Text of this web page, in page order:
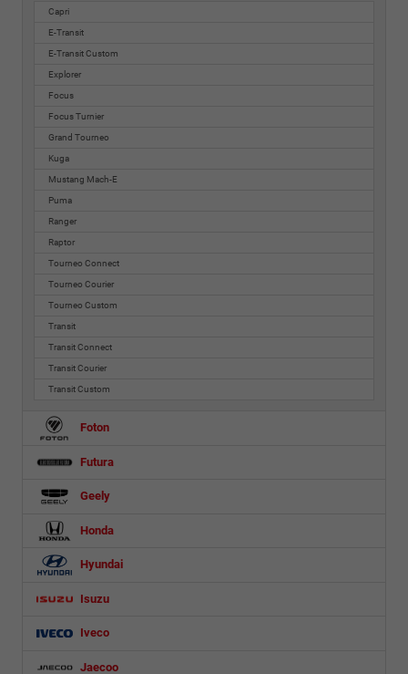
Capri
E-Transit
E-Transit Custom
Explorer
Focus
Focus Turnier
Grand Tourneo
Kuga
Mustang Mach-E
Puma
Ranger
Raptor
Tourneo Connect
Tourneo Courier
Tourneo Custom
Transit
Transit Connect
Transit Courier
Transit Custom
Foton
Futura
Geely
Honda
Hyundai
Isuzu
Iveco
Jaecoo